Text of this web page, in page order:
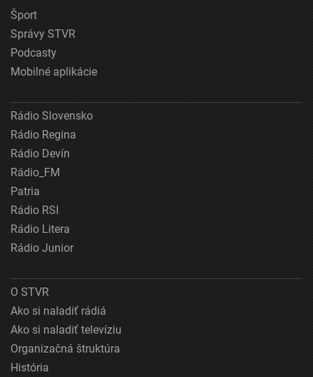
Šport
Správy STVR
Podcasty
Mobilné aplikácie
Rádio Slovensko
Rádio Regina
Rádio Devín
Rádio_FM
Patria
Rádio RSI
Rádio Litera
Rádio Junior
O STVR
Ako si naladiť rádiá
Ako si naladiť televíziu
Organizačná štruktúra
História